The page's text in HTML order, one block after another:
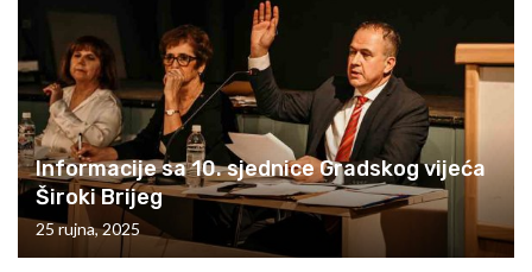
Informacije sa 10. sjednice Gradskog vijeća
Široki Brijeg
25 rujna, 2025